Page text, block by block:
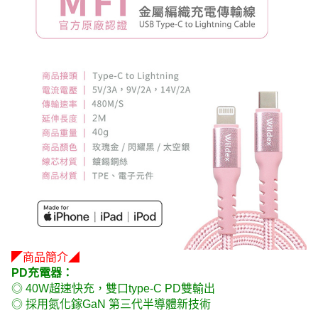
◤商品簡介◢
PD充電器：
◎ 40W超速快充，雙口type-C PD雙輸出
◎ 採用氮化鎵GaN 第三代半導體新技術